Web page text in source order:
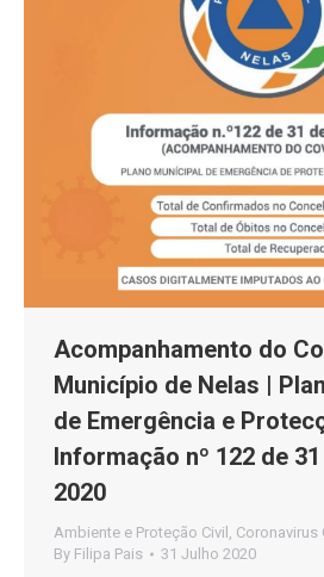
Acompanhamento do
Município de Nelas |
de Emergência e
Informação nº 122 de
2020
Ambiente e Proteção Civil , Coronavirus
By Filipa Pais 31 Julho 2020